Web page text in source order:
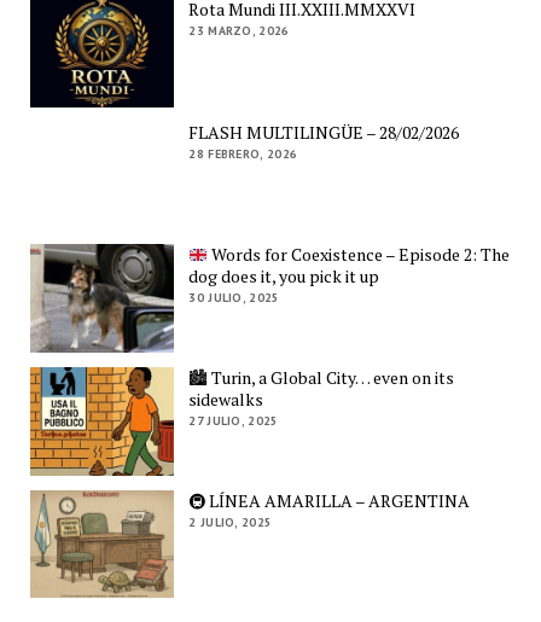
Rota Mundi III.XXIII.MMXXVI
23 MARZO, 2026
FLASH MULTILINGÜE – 28/02/2026
28 FEBRERO, 2026
Words for Coexistence – Episode 2: The
dog does it, you pick it up
30 JULIO, 2025
🏙️ Turin, a Global City… even on its
sidewalks
27 JULIO, 2025
🚇 LÍNEA AMARILLA – ARGENTINA
2 JULIO, 2025